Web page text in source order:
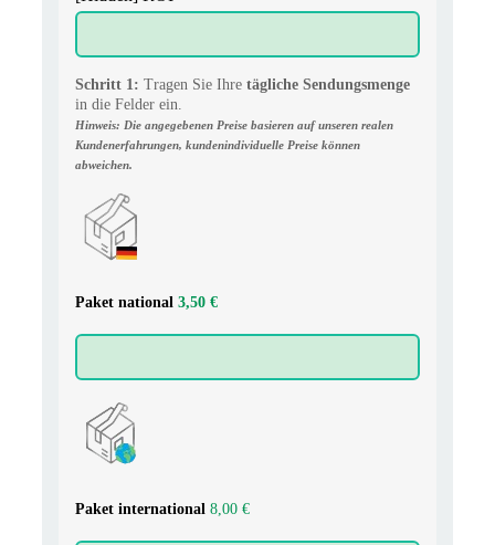
Schritt 1: Tragen Sie Ihre tägliche Sendungsmenge
in die Felder ein.
Hinweis: Die angegebenen Preise basieren auf unseren realen
Kundenerfahrungen, kundenindividuelle Preise können
abweichen.
Paket national 3,50 €
Paket international 8,00 €